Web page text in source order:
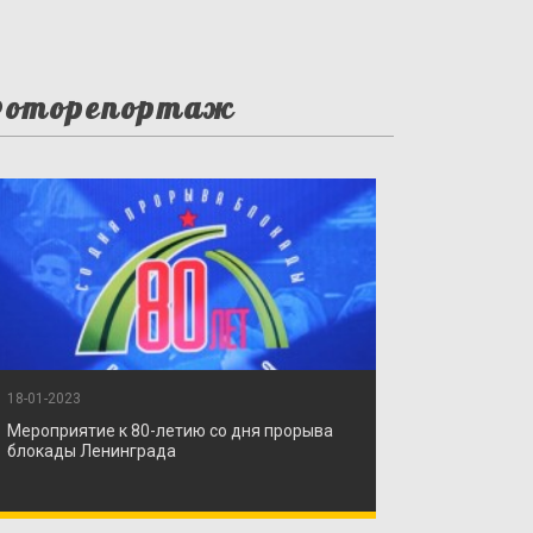
18-01-2023
Мероприятие к 80-летию со дня прорыва
блокады Ленинграда